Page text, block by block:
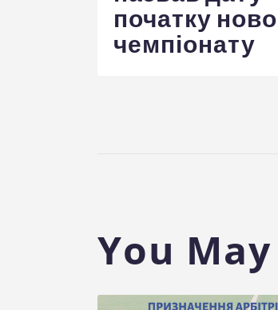
початку
чемпіонату
You